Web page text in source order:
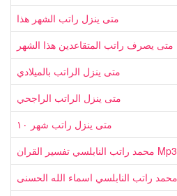
متى ينزل راتب الشهر هذا
متى يصرف راتب المتقاعدين هذا الشهر
متى ينزل الراتب بالميلادي
متى ينزل الراتب الراجحي
متى ينزل راتب شهر ١٠
محمد راتب النابلسي تفسير القران Mp3